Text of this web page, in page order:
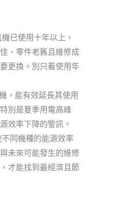
已使用十年以上，
、零件老舊且維修成
更換。別只看使用年
，能有效延長其使用
別是夏季用電高峰
效率下降的警訊。
同機種的能源效率
未來可能發生的維修
才能找到最經濟且節